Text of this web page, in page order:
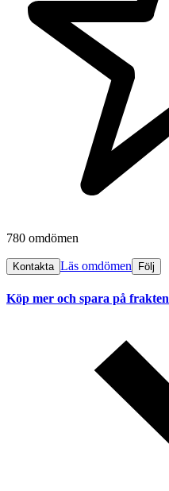
780 omdömen
Kontakta Läs omdömen Följ
Köp mer och spara på frakten